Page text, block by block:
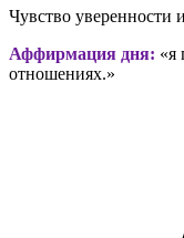
Чувство уверенности
Аффирмация дня: «я
отношениях.»